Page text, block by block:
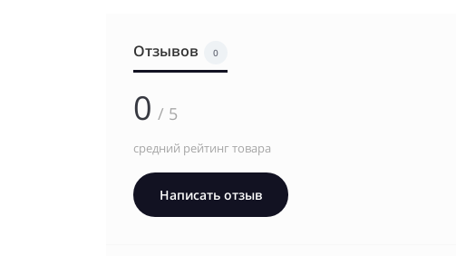
Отзывов 0
0 / 5
средний рейтинг товара
Написать отзыв